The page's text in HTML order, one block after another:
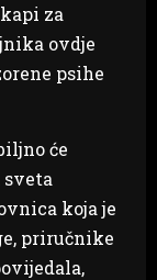
za
ovdje
psihe
će
sveta
koja je
priručnike